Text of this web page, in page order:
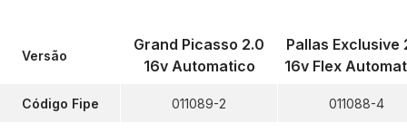
Versão
Código Fipe
Grand Picasso 2.0
16v Automatico
011089-2
Pallas Exclusive
16v Flex
011088-4